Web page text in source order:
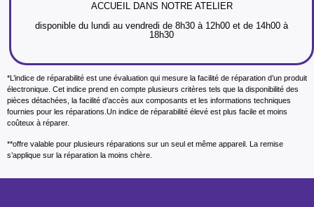
ACCUEIL DANS NOTRE ATELIER
disponible du lundi au vendredi de 8h30 à 12h00 et de 14h00 à
18h30
*L’indice de réparabilité est une évaluation qui mesure la facilité de réparation d’un produit
électronique. Cet indice prend en compte plusieurs critères tels que la disponibilité des
pièces détachées, la facilité d’accès aux composants et les informations techniques
fournies pour les réparations.Un indice de réparabilité élevé est plus facile et moins
coûteux à réparer.
**offre valable pour plusieurs réparations sur un seul et même appareil. La remise
s’applique sur la réparation la moins chère.